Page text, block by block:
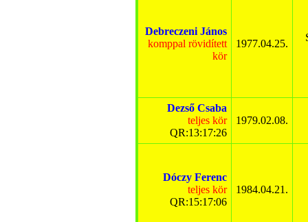
Debreczeni János
komppal rövidített
kör
1977.04.25.
Dezső Csaba
teljes kör
QR:13:17:26
1979.02.08.
Dóczy Ferenc
teljes kör
QR:15:17:06
1984.04.21.